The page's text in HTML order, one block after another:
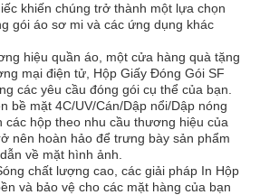
khiến chúng trở thành một lựa chọn
gói áo sơ mi và các ứng dụng khác
hiệu quần áo, một cửa hàng quà tặng
mại điện tử, Hộp Giấy Đóng Gói SF
các yêu cầu đóng gói cụ thể của bạn.
bề mặt 4C/UV/Cán/Dập nổi/Dập nóng
các hộp theo nhu cầu thương hiệu của
nên hoàn hảo để trưng bày sản phẩm
về mặt hình ảnh.
chất lượng cao, các giải pháp In Hộp
và bảo vệ cho các mặt hàng của bạn